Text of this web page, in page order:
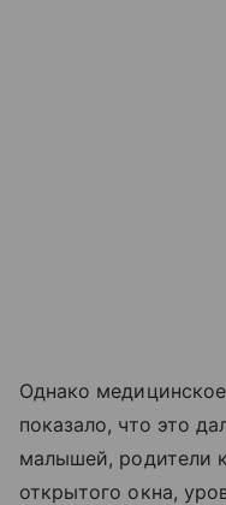
Однако
показало, что это
малышей, родители
открытого окна,